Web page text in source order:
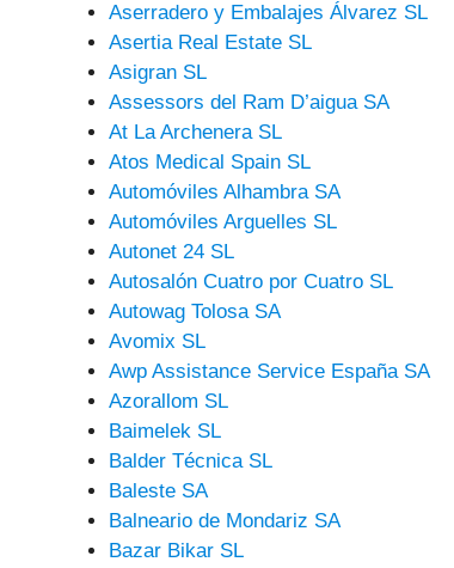
Aserradero y Embalajes Álvarez SL
Asertia Real Estate SL
Asigran SL
Assessors del Ram D’aigua SA
At La Archenera SL
Atos Medical Spain SL
Automóviles Alhambra SA
Automóviles Arguelles SL
Autonet 24 SL
Autosalón Cuatro por Cuatro SL
Autowag Tolosa SA
Avomix SL
Awp Assistance Service España SA
Azorallom SL
Baimelek SL
Balder Técnica SL
Baleste SA
Balneario de Mondariz SA
Bazar Bikar SL